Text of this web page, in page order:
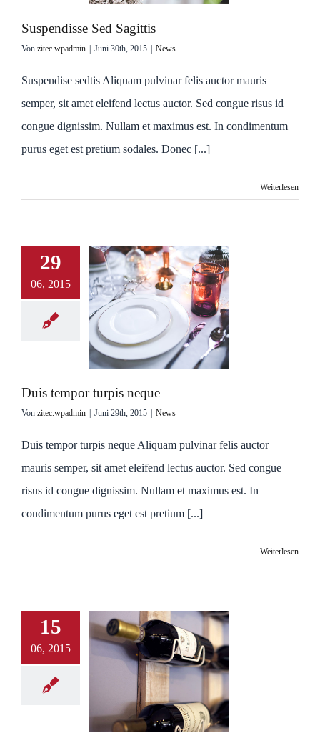
Suspendisse Sed Sagittis
Von zitec.wpadmin Juni 30th, 2015 News
Suspendise sedtis Aliquam pulvinar felis auctor mauris
semper, sit amet eleifend lectus auctor. Sed congue risus id
congue dignissim. Nullam et maximus est. In condimentum
purus eget est pretium sodales. Donec [...]
Weiterlesen
29
06, 2015
Duis tempor turpis neque
Von zitec.wpadmin | Juni 29th, 2015 | News
Duis tempor turpis neque Aliquam pulvinar felis auctor
mauris semper, sit amet eleifend lectus auctor. Sed congue
risus id congue dignissim. Nullam et maximus est. In
condimentum purus eget est pretium [...]
Weiterlesen
15
06, 2015